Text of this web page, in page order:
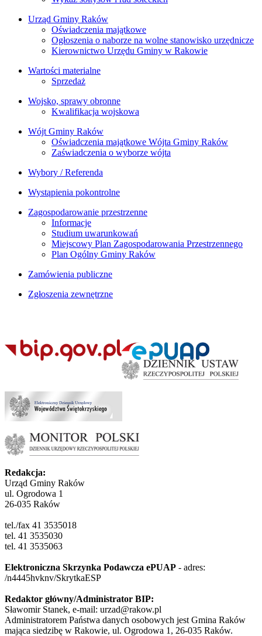
Urząd Gminy Raków
Oświadczenia majątkowe
Ogłoszenia o naborze na wolne stanowisko urzędnicze
Kierownictwo Urzędu Gminy w Rakowie
Wartości materialne
Sprzedaż
Wojsko, sprawy obronne
Kwalifikacja wojskowa
Wójt Gminy Raków
Oświadczenia majątkowe Wójta Gminy Raków
Zaświadczenia o wyborze wójta
Wybory / Referenda
Wystąpienia pokontrolne
Zagospodarowanie przestrzenne
Informacje
Studium uwarunkowań
Miejscowy Plan Zagospodarowania Przestrzennego
Plan Ogólny Gminy Raków
Zamówienia publiczne
Zgłoszenia zewnętrzne
Redakcja:
Urząd Gminy Raków
ul. Ogrodowa 1
26-035 Raków
tel./fax 41 3535018
tel. 41 3535030
tel. 41 3535063
Elektroniczna Skrzynka Podawcza ePUAP - adres:
/n4445hvknv/SkrytkaESP
Redaktor główny/Administrator BIP:
Sławomir Stanek, e-mail: urzad@rakow.pl
Administratorem Państwa danych osobowych jest Gmina Raków
mająca siedzibę w Rakowie, ul. Ogrodowa 1, 26-035 Raków.